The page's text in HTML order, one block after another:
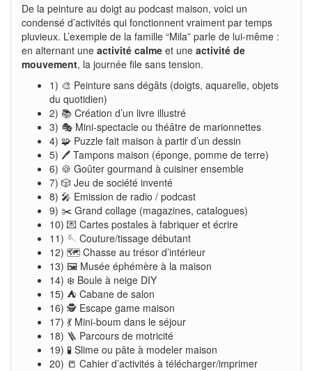
De la peinture au doigt au podcast maison, voici un
condensé d’activités qui fonctionnent vraiment par temps
pluvieux. L’exemple de la famille “Mila” parle de lui-même :
en alternant une activité calme et une activité de
mouvement, la journée file sans tension.
1) 🎨 Peinture sans dégâts (doigts, aquarelle, objets
du quotidien)
2) 📚 Création d’un livre illustré
3) 🎭 Mini-spectacle ou théâtre de marionnettes
4) 🧩 Puzzle fait maison à partir d’un dessin
5) 🖊️ Tampons maison (éponge, pomme de terre)
6) 🍪 Goûter gourmand à cuisiner ensemble
7) 🎲 Jeu de société inventé
8) 🎤 Emission de radio / podcast
9) ✂️ Grand collage (magazines, catalogues)
10) 💌 Cartes postales à fabriquer et écrire
11) 🪡 Couture/tissage débutant
12) 🗺️ Chasse au trésor d’intérieur
13) 🖼️ Musée éphémère à la maison
14) ❄️ Boule à neige DIY
15) ⛺ Cabane de salon
16) 🕵️ Escape game maison
17) 💃 Mini-boum dans le séjour
18) 🪜 Parcours de motricité
19) 🧪 Slime ou pâte à modeler maison
20) 📒 Cahier d’activités à télécharger/imprimer